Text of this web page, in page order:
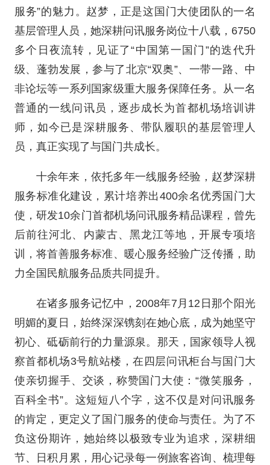
服务”的魅力。赵梦，正是这国门大使团队的一名
基层管理人员，她深耕问讯服务岗位十八载，6750
多个日夜流转，见证了“中国第一国门”的迭代升
级、蓬勃发展，参与了北京“双奥”、一带一路、中
非论坛等一系列国家级重大服务保障任务。从一名
普通的一线问讯员，逐步成长为首都机场培训讲
师，如今已是深耕服务、带队履职的基层管理人
员，真正实现了与国门共成长。
十余年来，依托多年一线服务经验，赵梦深耕
服务标准化建设，累计培养出400余名优秀国门大
使，研发10余门首都机场问讯服务精品课程，曾先
后前往河北、内蒙古、黑龙江等地，开展专项培
训，将首善服务标准、暖心服务经验广泛传播，助
力全国民航服务品质共同提升。
在诸多服务记忆中，2008年7月12日那个阳光
明媚的夏日，始终深深镌刻在她心底，成为她坚守
初心、砥砺前行的力量源泉。那天，国家领导人视
察首都机场3号航站楼，在四层问讯柜台与国门大
使亲切握手、交谈，称赞国门大使：“微笑服务，
百科全书”。这短短八个字，这不仅是对问讯服务
的肯定，更定义了国门服务的使命与责任。为了不
负这份期许，她始终以极致专业为追求，深耕细
节、日积月累，用心记录每一例旅客咨询、梳理每